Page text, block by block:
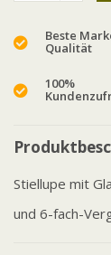
Beste
Qualität
100%
Stiellupe mit
und 6-fach-